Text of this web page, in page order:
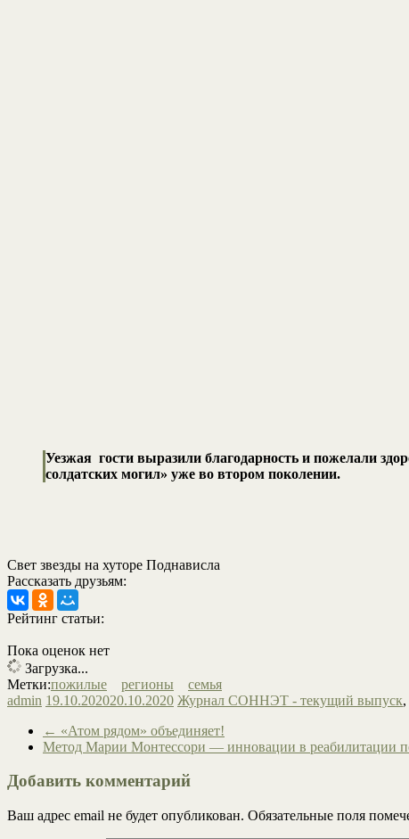
Уезжая гости выразили благодарность и пожелали
солдатских могил» уже во втором поколении.
Свет звезды на хуторе Поднависла
Рассказать друзьям:
Рейтинг статьи:
Пока оценок нет
Загрузка...
Метки:пожилые регионы
семья
admin 19.10.202020.10.2020 Журнал СОННЭТ - текущий выпуск,
← «Атом рядом» объединяет!
Метод Марии Монтессори — инновации в реабилитации
Добавить комментарий
Ваш адрес email не будет опубликован. Обязательные поля